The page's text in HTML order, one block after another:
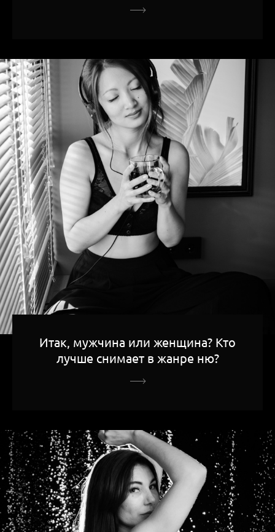
Итак, мужчина или женщина? Кто
лучше снимает в жанре ню?